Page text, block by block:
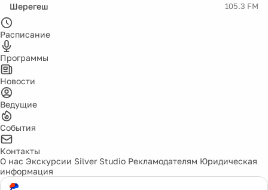
Шерегеш 105.3 FM
Расписание
Программы
Новости
Ведущие
События
Контакты
О нас Экскурсии Silver Studio Рекламодателям Юридическая
информация